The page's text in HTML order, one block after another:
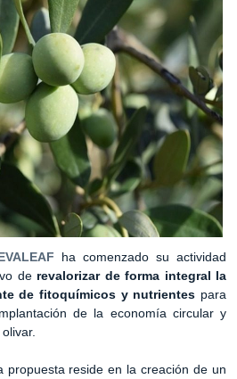
ha comenzado su actividad
de revalorizar de forma integral la
de fitoquímicos y nutrientes para
de la economía circular y
propuesta reside en la creación de un